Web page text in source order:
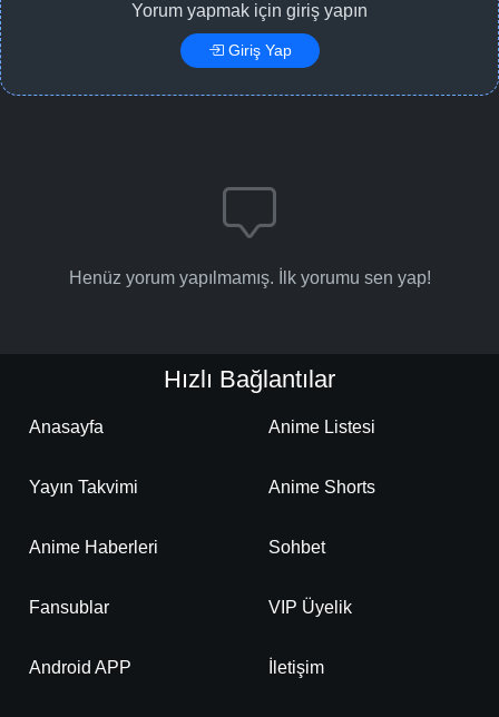
Yorum yapmak için giriş yapın
Giriş Yap
Henüz yorum yapılmamış. İlk yorumu sen yap!
Hızlı Bağlantılar
Anasayfa Anime Listesi
Yayın Takvimi Anime Shorts
Anime Haberleri Sohbet
Fansublar VIP Üyelik
Android APP İletişim